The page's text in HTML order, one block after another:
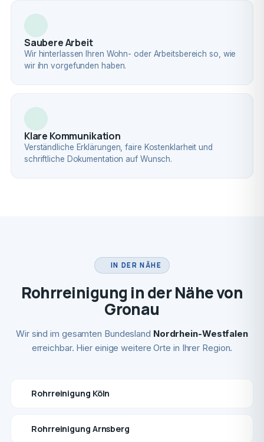
Saubere Arbeit
Wir hinterlassen Ihren Wohn- oder Arbeitsbereich so, wie
wir ihn vorgefunden haben.
Klare Kommunikation
Verständliche Erklärungen, faire Kostenklarheit und
schriftliche Dokumentation auf Wunsch.
IN DER NÄHE
Rohrreinigung in der Nähe von
Gronau
Wir sind im gesamten Bundesland Nordrhein-Westfalen
erreichbar. Hier einige weitere Orte in Ihrer Region.
Rohrreinigung Köln
Rohrreinigung Arnsberg